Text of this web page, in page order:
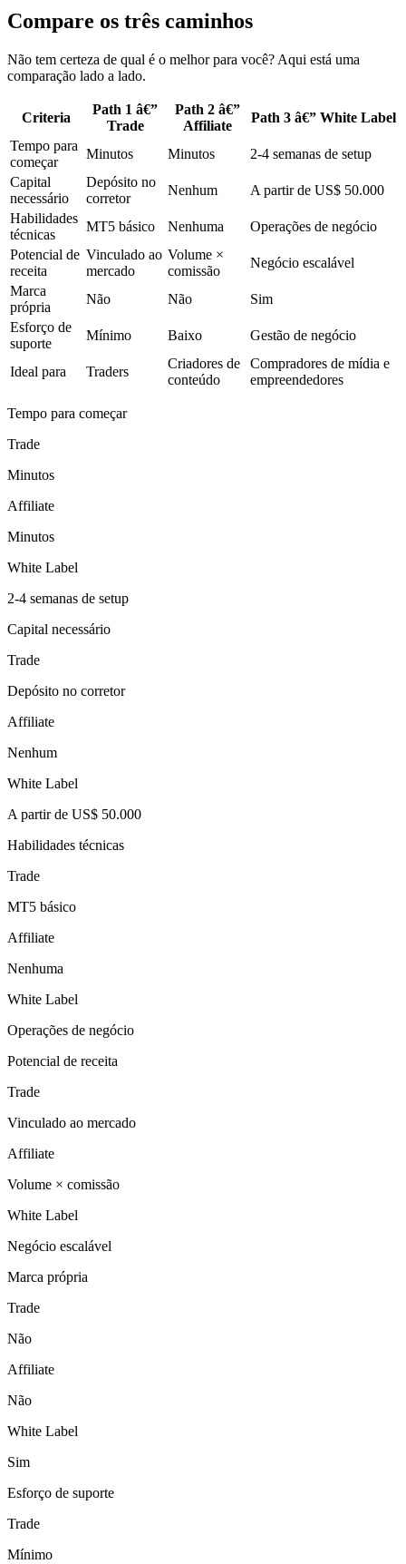
Compare os três caminhos
Não tem certeza de qual é o melhor para você? Aqui está uma
comparação lado a lado.
Criteria
Path 1 â€”
Trade
Path 2 â€”
Affiliate
Path 3 â€” White Label
Tempo para
começar
Minutos Minutos
2-4 semanas de setup
Capital
necessário
Depósito no
corretor
Nenhum
A partir de US$ 50.000
Habilidades
técnicas
MT5 básico Nenhuma
Operações de negócio
Potencial de
receita
Vinculado ao
mercado
Volume ×
comissão
Negócio escalável
Marca
própria
Não Não
Sim
Esforço de
suporte
Mínimo Baixo Gestão de negócio
Ideal para Traders
Criadores de
conteúdo
Compradores de mídia e
empreendedores
Tempo para começar
Trade
Minutos
Affiliate
Minutos
White Label
2-4 semanas de setup
Capital necessário
Trade
Depósito no corretor
Affiliate
Nenhum
White Label
A partir de US$ 50.000
Habilidades técnicas
Trade
MT5 básico
Affiliate
Nenhuma
White Label
Operações de negócio
Potencial de receita
Trade
Vinculado ao mercado
Affiliate
Volume × comissão
White Label
Negócio escalável
Marca própria
Trade
Não
Affiliate
Não
White Label
Sim
Esforço de suporte
Trade
Mínimo